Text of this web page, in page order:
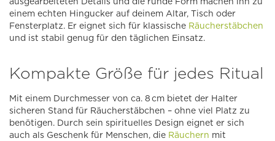
einem echten Hingucker auf deinem Altar, Tisch oder
Fensterplatz. Er eignet sich für klassische Räucherstäbchen
und ist stabil genug für den täglichen Einsatz.
Kompakte Größe für jedes Ritual
Mit einem Durchmesser von ca. 8 cm bietet der Halter
sicheren Stand für Räucherstäbchen – ohne viel Platz zu
benötigen. Durch sein spirituelles Design eignet er sich
auch als Geschenk für Menschen, die Räuchern mit